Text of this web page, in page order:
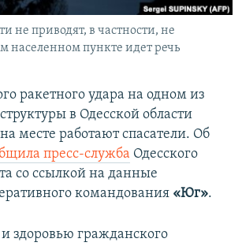
КРЫМА
RL
не приводят, в частности, не
населенном пункте идет речь
ракетного удара на одном из
в Одесской области
месте работают спасатели. Об
пресс-служба Одесского
со ссылкой на данные
командования «Юг».
здоровью гражданского